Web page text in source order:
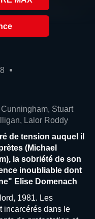
Stuart
Lalor Roddy
de tension auquel il
(Michael
la sobriété de son
inoubliable dont
Elise Domenach
1981. Les
incarcérés dans le